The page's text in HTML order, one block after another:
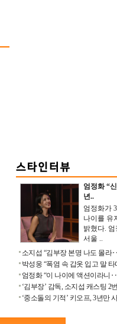
엄정화 “
년..
엄정화가
나이를 유
밝혔다. 엄
서울 ..
소지섭 “김부장 본명 나도 몰라
박성웅 “폭염 속 갑옷 입고 말 타
엄정화 “이 나이에 액션이라니
‘김부장’ 감독, 소지섭 캐스팅 2
‘중소돌의 기적’ 키오프, 3년만